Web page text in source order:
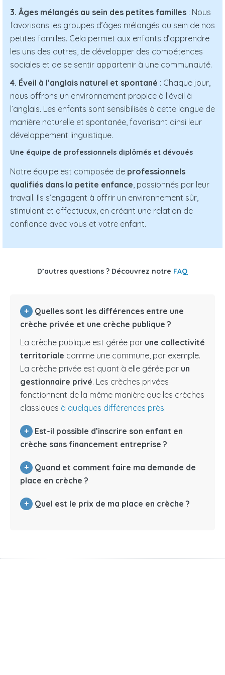
3. Âges mélangés au sein des petites familles : Nous
favorisons les groupes d’âges mélangés au sein de nos
petites familles. Cela permet aux enfants d’apprendre
les uns des autres, de développer des compétences
sociales et de se sentir appartenir à une communauté.
4. Éveil à l’anglais naturel et spontané : Chaque jour,
nous offrons un environnement propice à l’éveil à
l’anglais. Les enfants sont sensibilisés à cette langue de
manière naturelle et spontanée, favorisant ainsi leur
développement linguistique.
Une équipe de professionnels diplômés et dévoués
Notre équipe est composée de professionnels
qualifiés dans la petite enfance, passionnés par leur
travail. Ils s’engagent à offrir un environnement sûr,
stimulant et affectueux, en créant une relation de
confiance avec vous et votre enfant.
D’autres questions ? Découvrez notre FAQ
+
Quelles sont les différences entre une
crèche privée et une crèche publique ?
La crèche publique est gérée par une collectivité
territoriale comme une commune, par exemple.
La crèche privée est quant à elle gérée par un
gestionnaire privé. Les crèches privées
fonctionnent de la même manière que les crèches
classiques à quelques différences près.
+
Est-il possible d’inscrire son enfant en
crèche sans financement entreprise ?
+
Quand et comment faire ma demande de
place en crèche ?
+ Quel est le prix de ma place en crèche ?